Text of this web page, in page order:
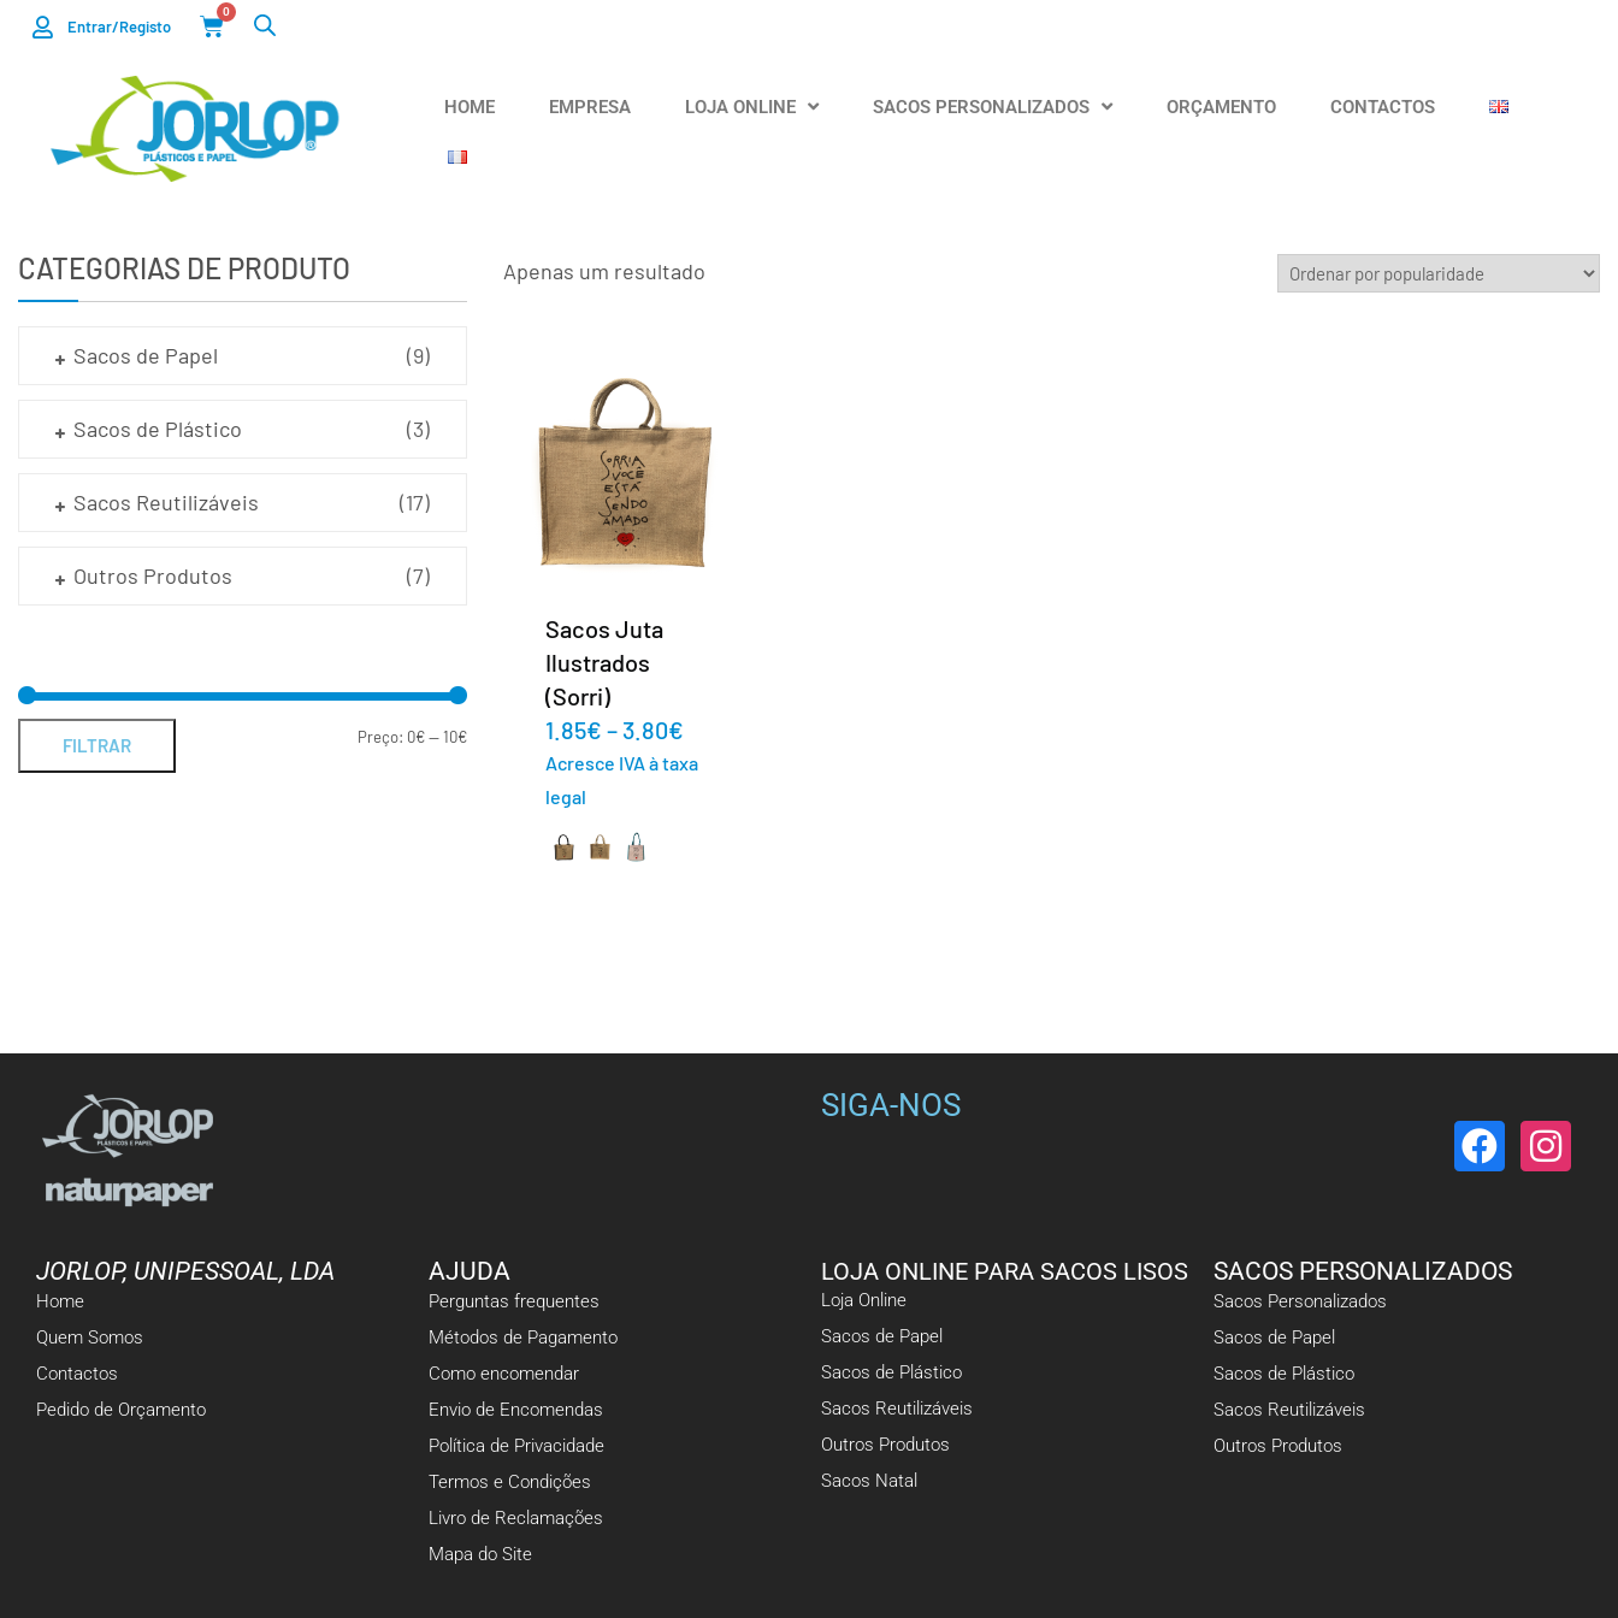
Entrar/Registo
0
HOME EMPRESA LOJA ONLINE SACOS PERSONALIZADOS ORÇAMENTO CONTACTOS
Apenas um resultado
Sacos Juta
Ilustrados
(Sorri)
1.85€ – 3.80€
Acresce IVA à taxa
legal
CATEGORIAS DE PRODUTO
Sacos de Papel (9)
Sacos de Plástico (3)
Sacos Reutilizáveis (17)
Outros Produtos (7)
FILTRAR Preço: 0€—10€
SIGA-NOS
JORLOP, UNIPESSOAL, LDA
Home
Quem Somos
Contactos
Pedido de Orçamento
AJUDA
Perguntas frequentes
Métodos de Pagamento
Como encomendar
Envio de Encomendas
Política de Privacidade
Termos e Condições
Livro de Reclamações
Mapa do Site
LOJA ONLINE PARA SACOS LISOS
Loja Online
Sacos de Papel
Sacos de Plástico
Sacos Reutilizáveis
Outros Produtos
Sacos Natal
SACOS PERSONALIZADOS
Sacos Personalizados
Sacos de Papel
Sacos de Plástico
Sacos Reutilizáveis
Outros Produtos